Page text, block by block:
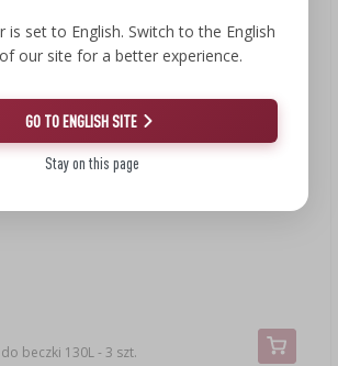
beczki 130L - 3 szt.
is set to English. Switch to the English
our site for a better experience.
GO TO ENGLISH SITE
Stay on this page